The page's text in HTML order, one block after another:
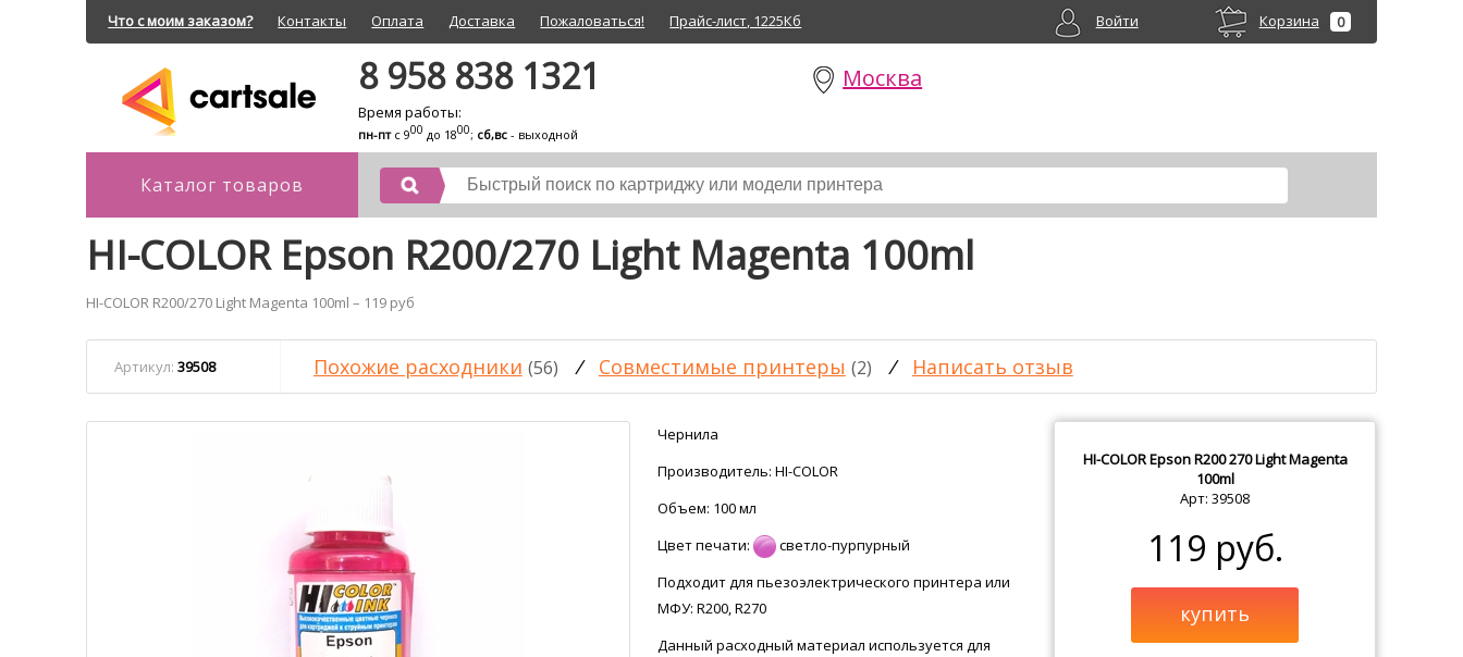
Что с моим заказом? Контакты Оплата Доставка Пожаловаться! Прайс-лист, 1225Кб Корзина 0
Войти
8 958 838 1321
Время работы:
пн-птс 900 до 1800; сб,вс - выходной
Москва
Каталог товаров
HI-COLOR Epson R200/270 Light Magenta 100ml
HI-COLOR R200/270 Light Magenta 100ml – 119 руб
Артикул: 39508 Похожие расходники (56) / Совместимые принтеры (2) / Написать отзыв
Чернила
Производитель:HI-COLOR
Объем: 100 мл
Цвет печати:
светло-пурпурный
Подходит для пьезоэлектрического принтера или
МФУ: R200, R270
Данный расходный материал используется для
HI-COLOREpson R200 270 Light Magenta
100ml
Арт: 39508
119 руб.
купить